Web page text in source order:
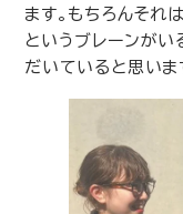
ます。もちろんそ
というブレーンがい
だいていると思いま